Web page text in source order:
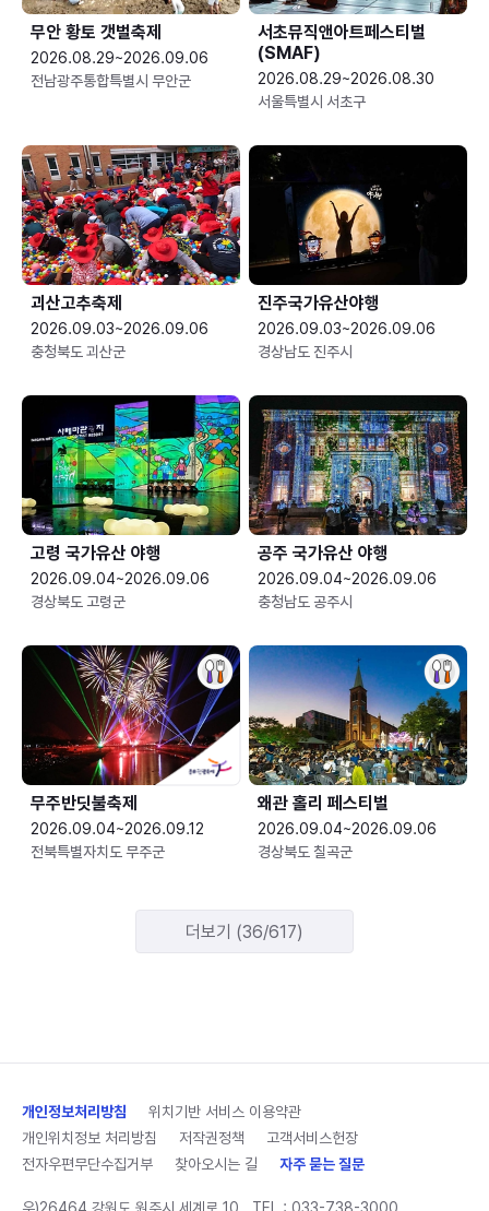
무안 황토 갯벌축제
2026.08.29~2026.09.06
전남광주통합특별시 무안군
서초뮤직앤아트페스티벌
(SMAF)
2026.08.29~2026.08.30
서울특별시 서초구
괴산고추축제
2026.09.03~2026.09.06
충청북도 괴산군
진주국가유산야행
2026.09.03~2026.09.06
경상남도 진주시
고령 국가유산 야행
2026.09.04~2026.09.06
경상북도 고령군
공주 국가유산 야행
2026.09.04~2026.09.06
충청남도 공주시
무주반딧불축제
2026.09.04~2026.09.12
전북특별자치도 무주군
왜관 홀리 페스티벌
2026.09.04~2026.09.06
경상북도 칠곡군
더보기 (36/617)
개인정보처리방침
위치기반 서비스 이용약관
개인위치정보 처리방침
저작권정책
고객서비스헌장
전자우편무단수집거부
찾아오시는 길 자주 묻는 질문